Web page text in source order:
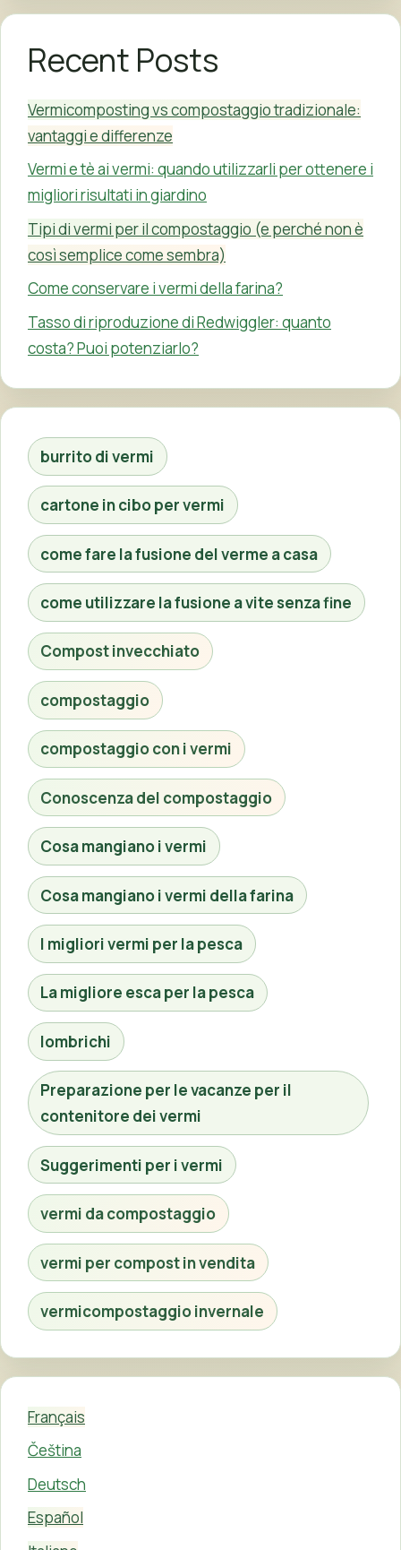
Recent Posts
Vermicomposting vs compostaggio tradizionale:
vantaggi e differenze
Vermi e tè ai vermi: quando utilizzarli per ottenere i
migliori risultati in giardino
Tipi di vermi per il compostaggio (e perché non è
così semplice come sembra)
Come conservare i vermi della farina?
Tasso di riproduzione di Redwiggler: quanto
costa? Puoi potenziarlo?
burrito di vermi
cartone in cibo per vermi
come fare la fusione del verme a casa
come utilizzare la fusione a vite senza fine
Compost invecchiato
compostaggio
compostaggio con i vermi
Conoscenza del compostaggio
Cosa mangiano i vermi
Cosa mangiano i vermi della farina
I migliori vermi per la pesca
La migliore esca per la pesca
lombrichi
Preparazione per le vacanze per il
contenitore dei vermi
Suggerimenti per i vermi
vermi da compostaggio
vermi per compost in vendita
vermicompostaggio invernale
Français
Čeština
Deutsch
Español